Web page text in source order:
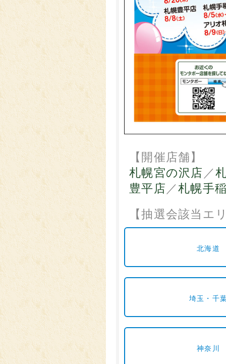
【開催店舗】
札幌宮の沢店 ／
豊平店 ／札幌手
【抽選会該当エ
北海道
埼玉・千
神奈川